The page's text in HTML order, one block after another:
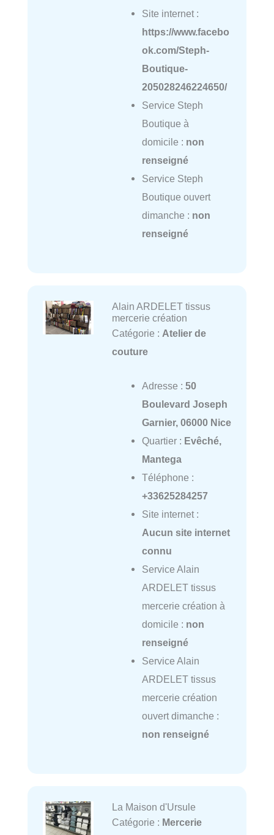
Site internet :
https://www.facebo
ok.com/Steph-
Boutique-
205028246224650/
Service Steph
Boutique à
domicile : non
renseigné
Service Steph
Boutique ouvert
dimanche : non
renseigné
Alain ARDELET tissus
mercerie création
Catégorie : Atelier de
couture
Adresse : 50
Boulevard Joseph
Garnier, 06000 Nice
Quartier : Evêché,
Mantega
Téléphone :
+33625284257
Site internet :
Aucun site internet
connu
Service Alain
ARDELET tissus
mercerie création à
domicile : non
renseigné
Service Alain
ARDELET tissus
mercerie création
ouvert dimanche :
non renseigné
La Maison d'Ursule
Catégorie : Mercerie